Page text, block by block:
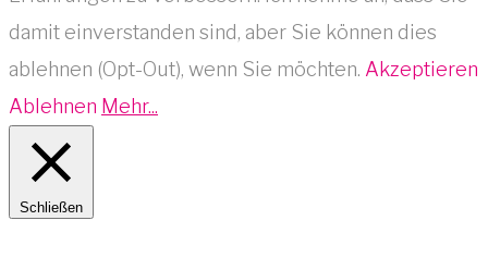
damit einverstanden sind, aber Sie können dies
ablehnen (Opt-Out), wenn Sie möchten. Akzeptieren
Ablehnen Mehr...
Schließen